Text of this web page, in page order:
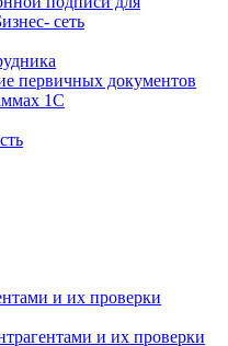
сеть
первичных документов
1С
и их проверки
и их проверки